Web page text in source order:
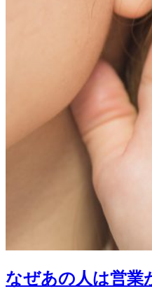
なぜあの人は営業